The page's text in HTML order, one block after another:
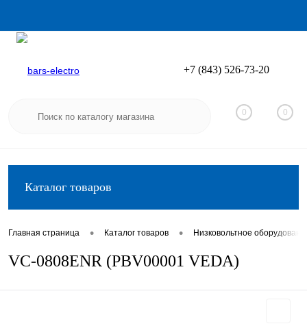
Вход
+7 (843) 526-73-20
0 0
Каталог товаров
Главная страница • Каталог товаров • Низковольтное
VC-0808ENR (PBV00001 VEDA)